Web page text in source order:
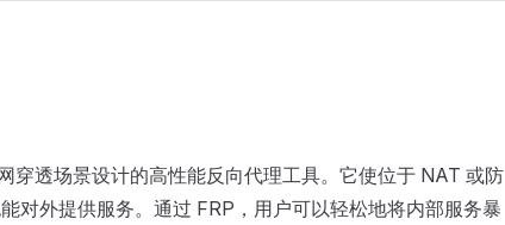
穿透场景设计的高性能反向代理工具。它使位于 NAT 或防
对外提供服务。通过 FRP，用户可以轻松地将内部服务暴